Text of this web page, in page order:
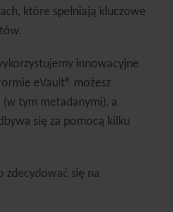
które spełniają kluczowe
innowacyjne
eVault® możesz
tym metadanymi), a
się za pomocą kilku
zdecydować się na